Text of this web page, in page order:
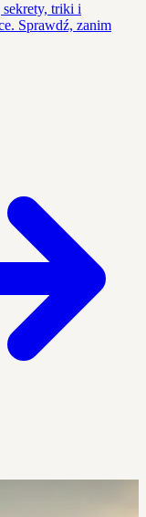
triki i
Sprawdź, zanim